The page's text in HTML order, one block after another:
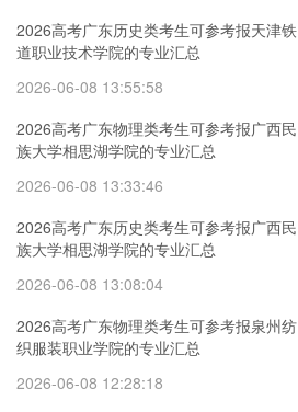
2026高考广东历史类考生可参考报天津铁
道职业技术学院的专业汇总
2026-06-08 13:55:58
2026高考广东物理类考生可参考报广西民
族大学相思湖学院的专业汇总
2026-06-08 13:33:46
2026高考广东历史类考生可参考报广西民
族大学相思湖学院的专业汇总
2026-06-08 13:08:04
2026高考广东物理类考生可参考报泉州纺
织服装职业学院的专业汇总
2026-06-08 12:28:18